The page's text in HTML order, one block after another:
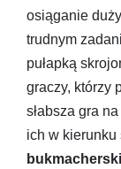
osiąganie
trudnym
pułapką
graczy, którzy
słabsza gra
ich w kierunku